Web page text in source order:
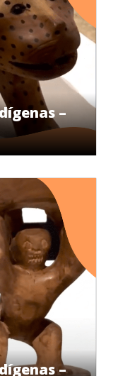
–
–